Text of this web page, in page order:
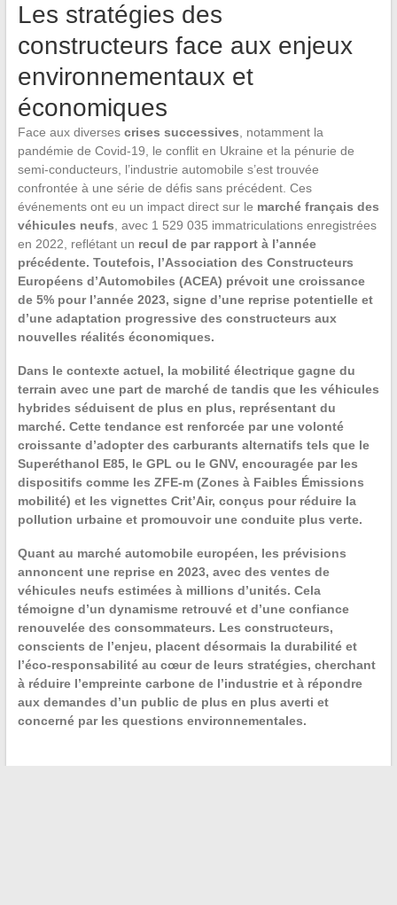
Les stratégies des
constructeurs face aux enjeux
environnementaux et
économiques
Face aux diverses crises successives, notamment la
pandémie de Covid-19, le conflit en Ukraine et la pénurie de
semi-conducteurs, l’industrie automobile s’est trouvée
confrontée à une série de défis sans précédent. Ces
événements ont eu un impact direct sur le marché français des
véhicules neufs, avec 1 529 035 immatriculations enregistrées
en 2022, reflétant un recul de par rapport à l’année
précédente. Toutefois, l’Association des Constructeurs
Européens d’Automobiles (ACEA) prévoit une croissance
de 5%pour l’année 2023, signe d’une reprise potentielle et
d’une adaptation progressive des constructeurs aux
nouvelles réalités économiques.
Dans le contexte actuel, la mobilité électriquegagne du
terrain avec une part de marché de tandis que les véhicules
hybrides séduisent de plus en plus, représentant du
marché. Cette tendance est renforcée par une volonté
croissante d’adopter des carburants alternatifs tels que le
Superéthanol E85, le GPL ou le GNV, encouragée par les
dispositifs comme les ZFE-m (Zones à Faibles Émissions
mobilité) et les vignettes Crit’Air, conçus pour réduire la
pollution urbaine et promouvoir une conduite plus verte.
Quant au marché automobile européen, les prévisions
annoncent une reprise en 2023, avec des ventes de
véhicules neufs estimées à millions d’unités. Cela
témoigne d’un dynamisme retrouvé et d’une confiance
renouvelée des consommateurs. Les constructeurs,
conscients de l’enjeu, placent désormais la durabilité et
l’éco-responsabilitéau cœur de leurs stratégies, cherchant
à réduire l’empreinte carbone de l’industrie et à répondre
aux demandes d’un public de plus en plus averti et
concerné par les questions environnementales.